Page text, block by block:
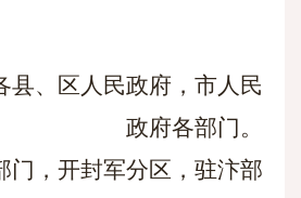
县、区人民政府，市人民
政府各部门。
，开封军分区，驻汴部